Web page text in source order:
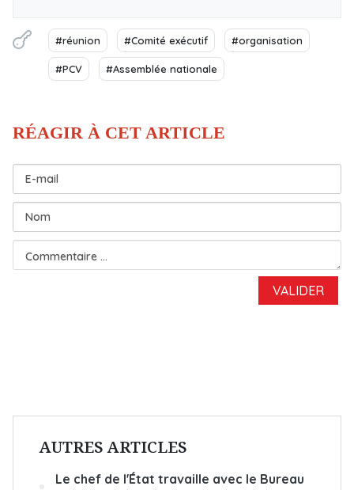
#réunion #Comité exécutif #organisation
#PCV #Assemblée nationale
AUTRES ARTICLES
Le chef de l'État travaille avec le Bureau